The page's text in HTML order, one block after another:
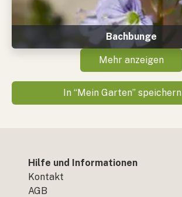
Bachbunge
Mehr anzeigen
In “Mein Garten” speichern
Hilfe und Informationen
Kontakt
AGB